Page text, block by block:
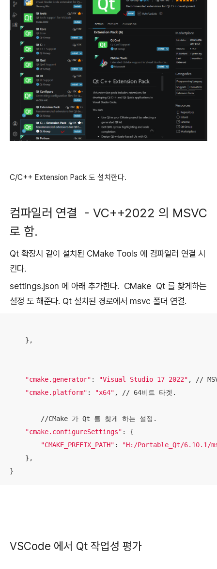
C/C++ Extension Pack 도 설치한다.
컴파일러 연결 - VC++2022 의 MSVC
로 함.
Qt 확장시 같이 설치된 CMake Tools 에 컴파일러 연결 시
킨다.
settings.json 에 아래 추가한다. CMake Qt 를 찾게하는
설정 도 해준다. Qt 설치된 경로에서 msvc 폴더 연결.
    },
"cmake.generator" : "Visual Studio 17 2022" , //
"cmake.platform" : "x64" , // 64비트 타겟.
"cmake.configureSettings" : {
"CMAKE_PREFIX_PATH" :
"H:/Portable_Qt/6.10.1/
    },
}
VSCode 에서 Qt 작업성 평가